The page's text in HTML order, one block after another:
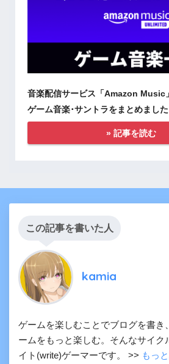
音楽配信サービス「Amazon Music
ゲーム音楽･サントラをまとめました
» 記事を読む
この記事を書いた人
kamia
ゲームを楽しむことでブログを書き
ームをもっと楽しむ。そんなサイク
イト(write)ゲーマーです。 >> もっ